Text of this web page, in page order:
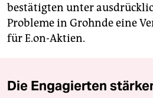
bestätigten unter
Probleme in Grohnde eine
für E.on-Aktien.
Die Engagierten